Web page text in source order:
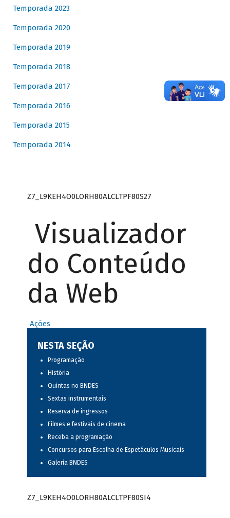
Temporada 2023
Temporada 2020
Temporada 2019
Temporada 2018
Temporada 2017
Temporada 2016
Temporada 2015
Temporada 2014
Z7_L9KEH4O0LORH80ALCLTPF80S27
Visualizador
do Conteúdo
da Web
Ações
NESTA SEÇÃO
Programação
História
Quintas no BNDES
Sextas instrumentais
Reserva de ingressos
Filmes e festivais de cinema
Receba a programação
Concursos para Escolha de Espetáculos Musicais
Galeria BNDES
Z7_L9KEH4O0LORH80ALCLTPF80SI4